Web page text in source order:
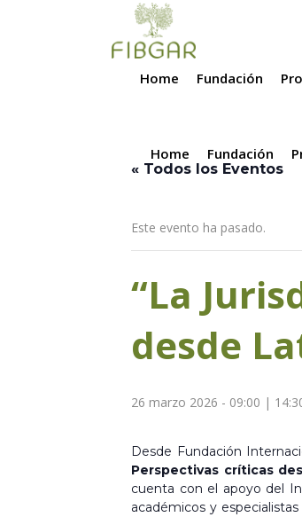
Home Fundación
Home Fundación
« Todos los Eventos
Este evento ha pasado.
“La
desde
26 marzo 2026 - 09:00 |
Desde Fundación
Perspectivas críticas
cuenta con el apoyo del
académicos y